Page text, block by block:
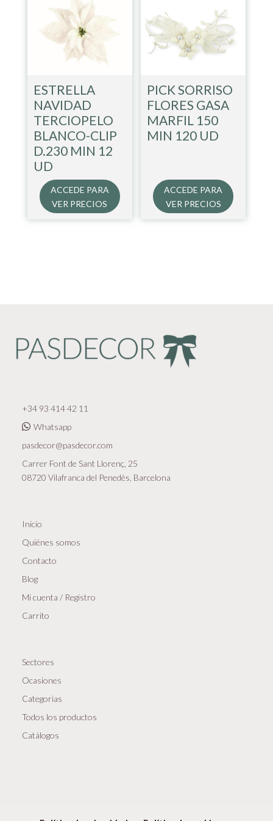
ESTRELLA
NAVIDAD
TERCIOPELO
BLANCO-CLIP
D.230 MIN 12
UD
ACCEDE PARA
VER PRECIOS
PICK SORRISO
FLORES GASA
MARFIL 150
MIN 120 UD
ACCEDE PARA
VER PRECIOS
+34 93 414 42 11
Whatsapp
pasdecor@pasdecor.com
Carrer Font de Sant Llorenç, 25
08720 Vilafranca del Penedès, Barcelona
Inicio
Quiénes somos
Contacto
Blog
Mi cuenta / Registro
Carrito
Sectores
Ocasiones
Categorias
Todos los productos
Catálogos